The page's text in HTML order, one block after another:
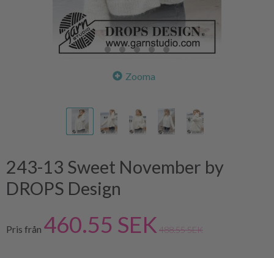
Zooma
243-13 Sweet November by
DROPS Design
Pris från 460.55 SEK 488.55 SEK